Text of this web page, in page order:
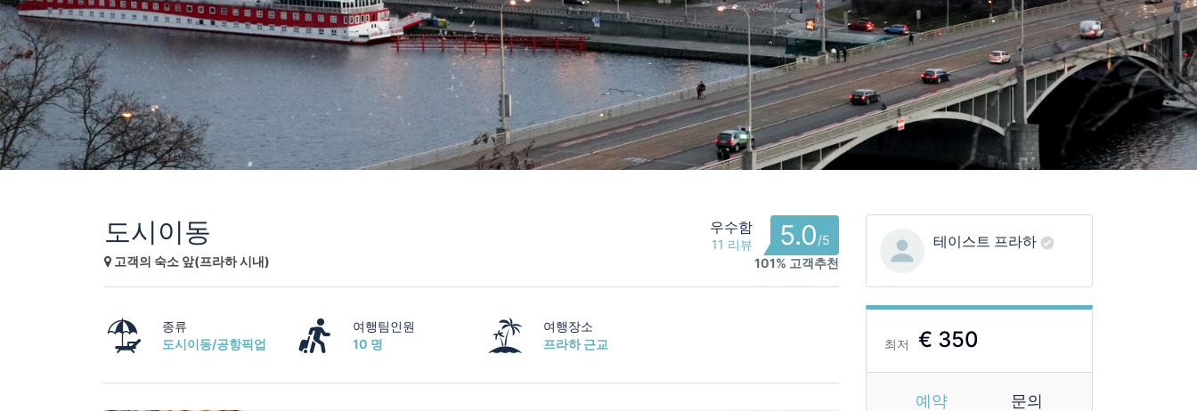
도시이동
고객의 숙소 앞(프라하 시내)
우수함
11 리뷰 5.0/5
101% 고객추천
종류
도시이동/공항픽업
여행팀인원
10 명
여행장소
프라하 근교
테이스트 프라하
최저 € 350
예약 문의